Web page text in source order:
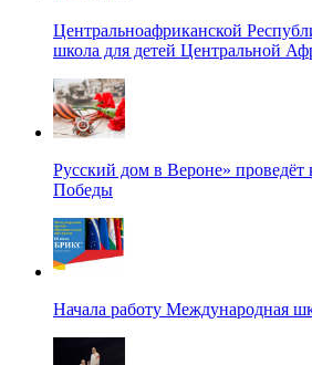
Центральноафриканской
школа для детей Центральной
Русский дом в Вероне» проведёт
Победы
Начала работу Международная